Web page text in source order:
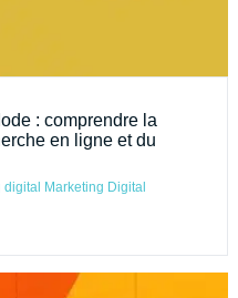
: comprendre la
en ligne et du
digital Marketing Digital